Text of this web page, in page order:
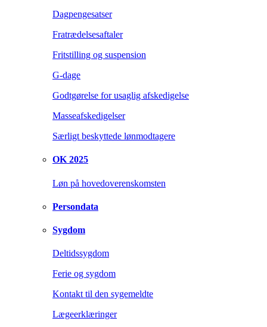
Dagpengesatser
Fratrædelsesaftaler
Fritstilling og suspension
G-dage
Godtgørelse for usaglig afskedigelse
Masseafskedigelser
Særligt beskyttede lønmodtagere
OK 2025
Løn på hovedoverenskomsten
Persondata
Sygdom
Deltidssygdom
Ferie og sygdom
Kontakt til den sygemeldte
Lægeerklæringer